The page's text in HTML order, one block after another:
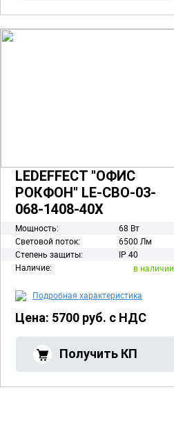
LEDEFFECT "ОФИС
РОКФОН" LE-СВО-03-
068-1408-40Х
Мощность:
68 Вт
Световой поток:
6500 Лм
Степень защиты:
IP 40
Наличие:
в наличии
Подробная характеристика
Цена: 5700 руб. с НДС